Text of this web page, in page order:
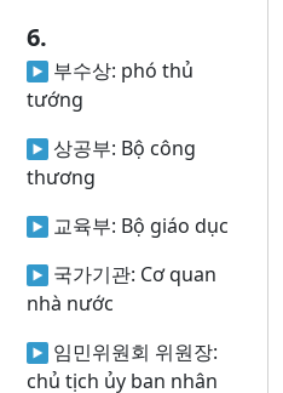
6.
부수상: phó thủ
tướng
상공부: Bộ công
thương
교육부: Bộ giáo dục
국가기관: Cơ quan
nhà nước
임민위원회 위원장:
chủ tịch ủy ban nhân